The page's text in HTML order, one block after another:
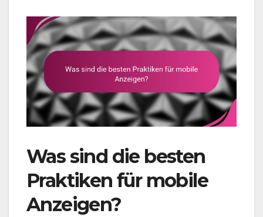
Was sind die besten
Praktiken für mobile
Anzeigen?